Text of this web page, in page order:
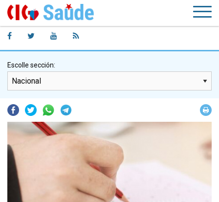
Escolle sección:
Facebook
TwitterWhatsapp